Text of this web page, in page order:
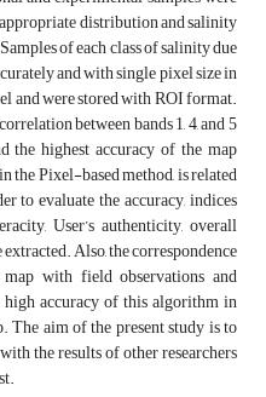
distribution and salinity
of each class of salinity due
and with single pixel size in
and were stored with ROI format.
between bands 1, 4, and 5
highest accuracy of the map
the Pixel-based method, is related
to evaluate the accuracy, indices
User’s authenticity, overall
Also, the correspondence
with field observations and
accuracy of this algorithm in
The aim of the present study is to
the results of other researchers